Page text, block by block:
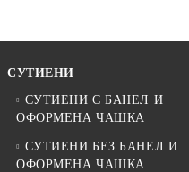
СУТИЕНИ
СУТИЕНИ С БАНЕЛ И
ОФОРМЕНА ЧАШКА
СУТИЕНИ БЕЗ БАНЕЛ И
ОФОРМЕНА ЧАШКА